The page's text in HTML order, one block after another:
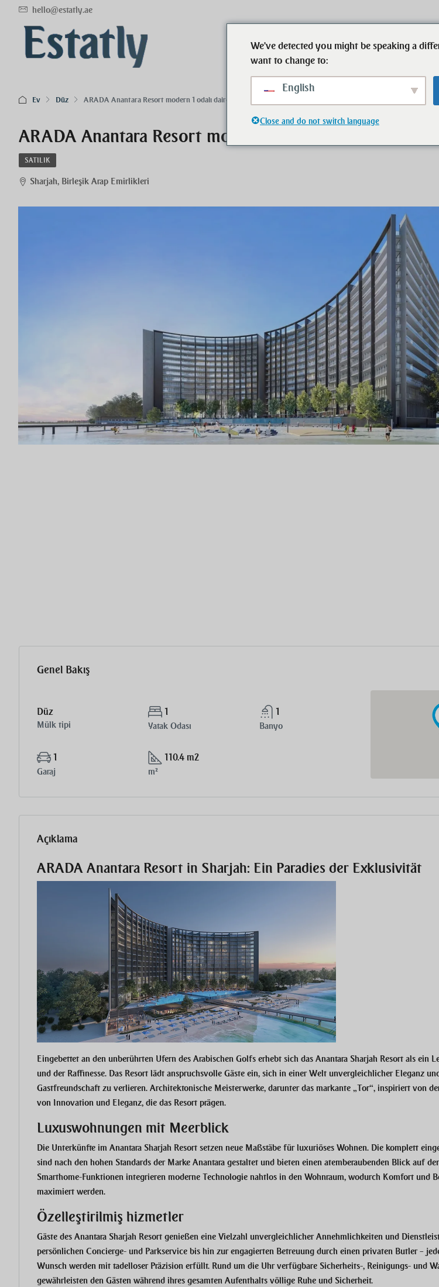
hello@estatly.ae
Başlangıç
Ev Düz ARADA Anantara Resort modern 1 odalı daire
ARADA Anantara Resort modern 1 odalı daire
SATILIK
Sharjah, Birleşik Arap Emirlikleri
Genel Bakış
Düz
Mülk tipi
1
Yatak Odası
1
Banyo
1
Garaj
110.4 m2
m²
Açıklama
ARADA Anantara Resort in Sharjah: Ein Paradies der Exklusivität
Eingebettet an den unberührten Ufern des Arabischen Golfs erhebt sich das Anantara Sharjah Resort als ein
und der Raffinesse. Das Resort lädt anspruchsvolle Gäste ein, sich in einer Welt unvergleichlicher Eleganz
Gastfreundschaft zu verlieren. Architektonische Meisterwerke, darunter das markante „Tor“, inspiriert von
von Innovation und Eleganz, die das Resort prägen.
Luxuswohnungen mit Meerblick
Die Unterkünfte im Anantara Sharjah Resort setzen neue Maßstäbe für luxuriöses Wohnen. Die komplett
sind nach den hohen Standards der Marke Anantara gestaltet und bieten einen atemberaubenden Blick auf
Smarthome-Funktionen integrieren moderne Technologie nahtlos in den Wohnraum, wodurch Komfort und
maximiert werden.
Özelleştirilmiş hizmetler
Gäste des Anantara Sharjah Resort genießen eine Vielzahl unvergleichlicher Annehmlichkeiten und
persönlichen Concierge- und Parkservice bis hin zur engagierten Betreuung durch einen privaten Butler –
Wunsch werden mit tadelloser Präzision erfüllt. Rund um die Uhr verfügbare Sicherheits-, Reinigungs- und
gewährleisten den Gästen während ihres gesamten Aufenthalts völlige Ruhe und Sicherheit.
We've detected you might be speaking a
want to change to:
English
Close and do not switch language